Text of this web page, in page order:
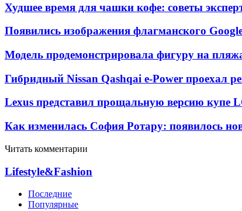
Худшее время для чашки кофе: советы
Появились изображения флагманского
Модель продемонстрировала фигуру на
Гибридный Nissan Qashqai e-Power проехал
Lexus представил прощальную версию купе
Как изменилась София Ротару: появилось
Читать комментарии
Lifestyle&Fashion
Последние
Популярные